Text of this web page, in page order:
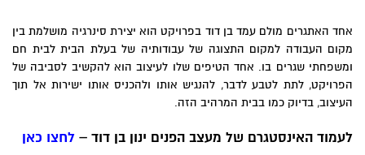
אחד האתגרים מולם עמד בן דוד בפרויקט הוא יצירת סינרגיה מושלמת בין
מקום העבודה למקום התצוגה של עבודותיה של בעלת הבית לבית חם
ומשפחתי שגרים בו. אחד הטיפים שלו לעיצוב הוא להקשיב לסביבה של
הפרויקט, לתת לטבע לדבר, להנגיש אותו ולהכניס אותו ישירות אל תוך
העיצוב, בדיוק כמו בבית המרהיב הזה.
לעמוד האינסטגרם של מעצב הפנים ינון בן דוד – לחצו כאן